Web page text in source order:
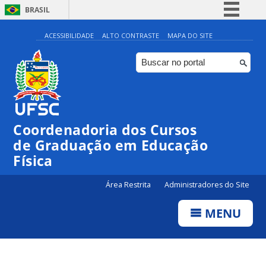
BRASIL
Simplifique!
Comunica BR
Participe
Canais
ACESSIBILIDADE ALTO CONTRASTE MAPA DO SITE
Coordenadoria dos Cursos
de Graduação em Educação
Física
Área Restrita Administradores do Site
MENU